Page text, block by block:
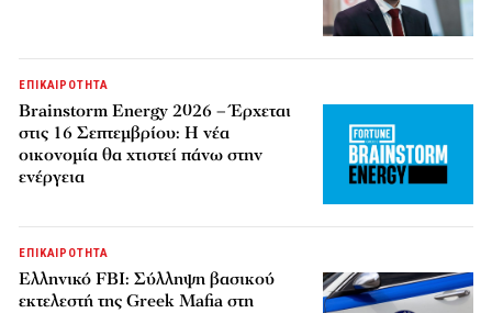
ΕΠΙΚΑΙΡΟΤΗΤΑ
Brainstorm Energy 2026 – Έρχεται
στις 16 Σεπτεμβρίου: Η νέα
οικονομία θα χτιστεί πάνω στην
ενέργεια
ΕΠΙΚΑΙΡΟΤΗΤΑ
Ελληνικό FBI: Σύλληψη βασικού
εκτελεστή της Greek Mafia στη